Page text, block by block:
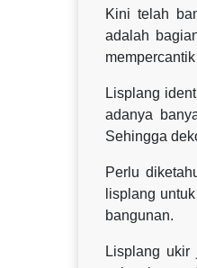
Kini telah
adalah
Lisplang
adanya
Sehingga
Perlu
lisplang
bangunan.
Lisplang ukir